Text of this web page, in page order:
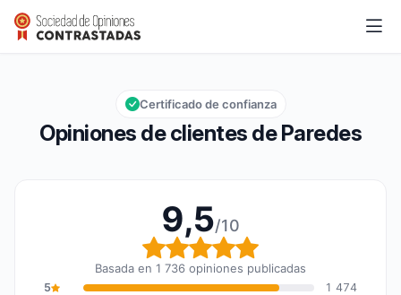
Paredes
Calificación global: 9,5 de 10
9,5/10
Opiniones de clientes de Paredes
Certificado de confianza
9,5/10
Calificación global: 9,5
Basada en 1 736 opiniones publicadas
5
1 474